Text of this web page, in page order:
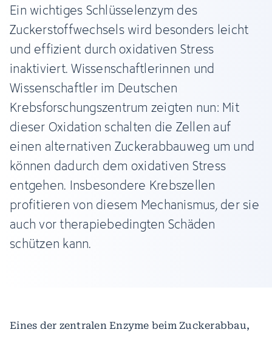
Ein wichtiges Schlüsselenzym des
Zuckerstoffwechsels wird besonders leicht
und effizient durch oxidativen Stress
inaktiviert. Wissenschaftlerinnen und
Wissenschaftler im Deutschen
Krebsforschungszentrum zeigten nun: Mit
dieser Oxidation schalten die Zellen auf
einen alternativen Zuckerabbauweg um und
können dadurch dem oxidativen Stress
entgehen. Insbesondere Krebszellen
profitieren von diesem Mechanismus, der sie
auch vor therapiebedingten Schäden
schützen kann.
Eines der zentralen Enzyme beim Zuckerabbau,